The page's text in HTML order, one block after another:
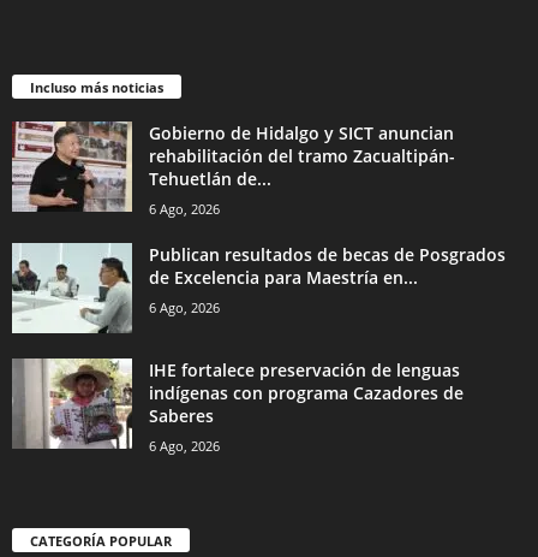
Incluso más noticias
Gobierno de Hidalgo y SICT anuncian
rehabilitación del tramo Zacualtipán-
Tehuetlán de...
6 Ago, 2026
Publican resultados de becas de Posgrados
de Excelencia para Maestría en...
6 Ago, 2026
IHE fortalece preservación de lenguas
indígenas con programa Cazadores de
Saberes
6 Ago, 2026
CATEGORÍA POPULAR